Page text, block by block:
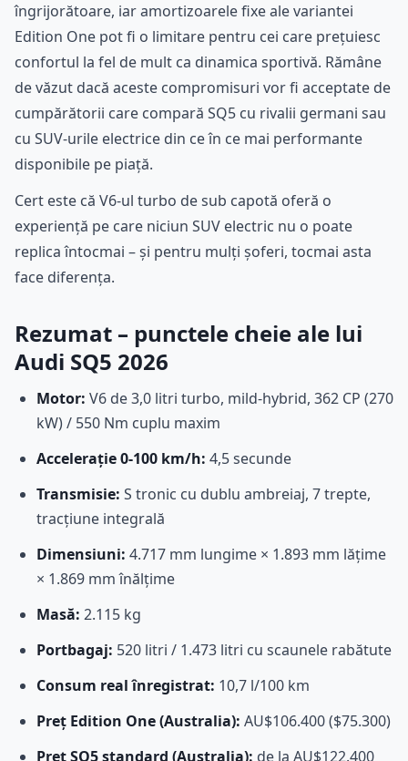
îngrijorătoare, iar amortizoarele fixe ale variantei
Edition One pot fi o limitare pentru cei care prețuiesc
confortul la fel de mult ca dinamica sportivă. Rămâne
de văzut dacă aceste compromisuri vor fi acceptate de
cumpărătorii care compară SQ5 cu rivalii germani sau
cu SUV-urile electrice din ce în ce mai performante
disponibile pe piață.
Cert este că V6-ul turbo de sub capotă oferă o
experiență pe care niciun SUV electric nu o poate
replica întocmai – și pentru mulți șoferi, tocmai asta
face diferența.
Rezumat – punctele cheie ale lui
Audi SQ5 2026
Motor: V6 de 3,0 litri turbo, mild-hybrid, 362 CP (270
kW) / 550 Nm cuplu maxim
Accelerație 0-100 km/h: 4,5 secunde
Transmisie: S tronic cu dublu ambreiaj, 7 trepte,
tracțiune integrală
Dimensiuni: 4.717 mm lungime × 1.893 mm lățime
× 1.869 mm înălțime
Masă: 2.115 kg
Portbagaj: 520 litri / 1.473 litri cu scaunele rabătute
Consum real înregistrat: 10,7 l/100 km
Preț Edition One (Australia): AU$106.400 ($75.300)
Preț SQ5 standard (Australia): de la AU$122.400